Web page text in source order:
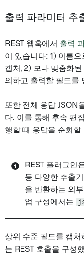
출력 파라미터 추
REST 웹훅에서 출력
이 있습니다: 1) 이름
캡처, 2) 보다 맞춤화
의하고 출력할 필드를
또한 전체 응답 JSON
다. 이를 통해 후속 편
행할 때 응답을 순회
REST 플러그인
등 다양한 추출
을 반환하는 외
업 구성에서는
상위 수준 필드를 캡처
는 REST 호출을 구성